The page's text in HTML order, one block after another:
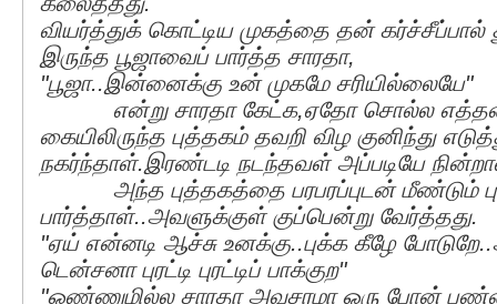
வியர்த்துக் கொட்டிய முகத்தை தன் கர்ச்சீப்பால்
இருந்த பூஜாவைப் பார்த்த சாரதா,
"பூஜா..இன்னைக்கு உன் முகமே சரியில்லையே"
என்று சாரதா கேட்க,ஏதோ சொல்ல
கையிலிருந்த புத்தகம் தவறி விழ குனிந்து
நகர்ந்தாள்.இரண்டடி நடந்தவள் அப்படியே
அந்த புத்தகத்தை பரபரப்புடன் மீண்டும்
பார்த்தாள்..அவளுக்குள் குப்பென்று வேர்த்தது.
"ஏய் என்னடி ஆச்சு உனக்கு..புக்க கீழே
டென்சனா புரட்டி புரட்டிப் பாக்குற"
"ஒண்ணுமில்ல சாரதா அவசரமா ஒரு போன்